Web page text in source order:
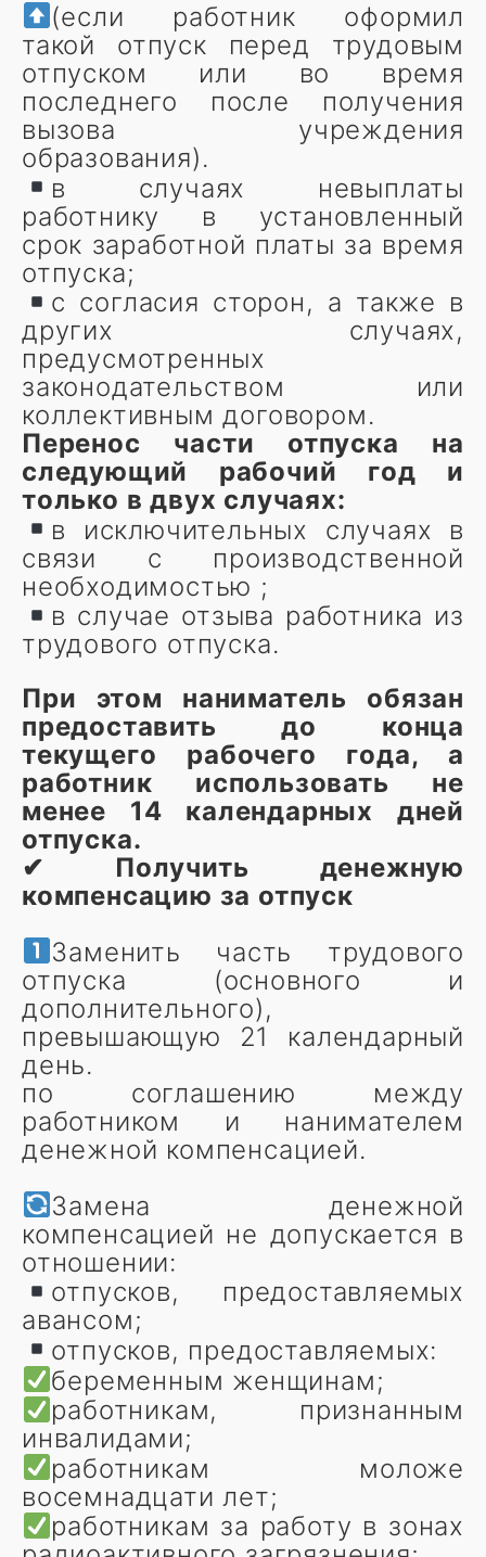
(если работник оформил
такой отпуск перед трудовым
отпуском или во время
последнего после получения
вызова учреждения
образования).
в случаях невыплаты
работнику в установленный
срок заработной платы за время
отпуска;
с согласия сторон, а также в
других случаях,
предусмотренных
законодательством или
коллективным договором.
Перенос части отпуска на
следующий рабочий год и
только в двух случаях:
в исключительных случаях в
связи с производственной
необходимостью ;
в случае отзыва работника из
трудового отпуска.
При этом наниматель обязан
предоставить до конца
текущего рабочего года, а
работник использовать не
менее 14 календарных дней
отпуска.
✔ Получить денежную
компенсацию за отпуск
Заменить часть трудового
отпуска (основного и
дополнительного),
превышающую 21 календарный
день.
по соглашению между
работником и нанимателем
денежной компенсацией.
Замена денежной
компенсацией не допускается в
отношении:
отпусков, предоставляемых
авансом;
отпусков, предоставляемых:
беременным женщинам;
работникам, признанным
инвалидами;
работникам моложе
восемнадцати лет;
работникам за работу в зонах